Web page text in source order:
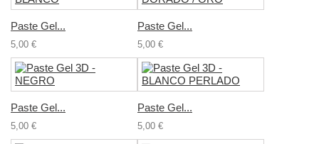
Paste Gel...
5,00 €
Paste Gel...
5,00 €
Paste Gel...
5,00 €
Paste Gel...
5,00 €